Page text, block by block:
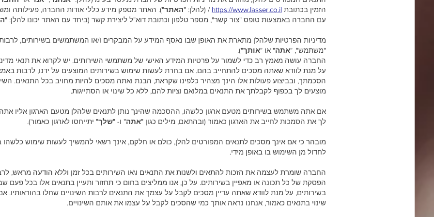
הזמין בכתובת https://www.lasser.co.il / (להלן: "האתר"). האתר מספק מידע כללי אודות החברה, פעילותה
עם החברה באמצעות טופס "צור קשר", מספר טלפון וכתובת דוא"ל ליצירת קשר (ביחד עם האתר יכונו להלן: "
מדיניות הפרטיות שלהלן מתארת את האופן שבו נאסף המידע על המבקרים ו/או המשתמשים בשירותים,
"משתמש", "אתה" או "אותך").
החברה עושה מאמץ רב כדי לשמור על פרטיות המידע האישי של משתמשי השירותים. יש לקרוא את תנאי
על מנת לוודא שאתה מסכים להתחייב בהם. אם בחרת לעשות שימוש בשירותים המוצעים על ידנו, לרבות
הסכמתך, ובביצוע פעולות אלו הינך מצהיר כלפינו שקראת, הבנת ואתה מסכים להיות מחויב בכל התנאים.
מוצעים לך בכפוף לקבלתך את התנאים במלואם וציות להם, ללא כל שינוי או הסתייגות.
אם אתה משתמש בשירותים מטעם ארגון כלשהו, ההסכמה שהינך נותן לתנאים שלהלן מטעם הארגון אליו
לך את הסמכות לחייב את הארגון כאמור (ובהתאם, מילים כגון "אתה" ו- "שלך" יתייחסו לארגון כאמור).
מובהר כי אם אינך מסכים לתנאים המפורטים להלן, כולם או חלקם, אינך רשאי להמשיך לעשות שימוש כלשהו
לחדול מן השימוש בו באופן מידי.
החברה שומרת לעצמה את הזכות להתאים ולשנות את התנאים ו\או השירותים בכל זמן וללא הודעה מראש,
הפסקת של כל תכונה או מאפיין בשירותים. על כן, אנו ממליצים בחום כי תחזור ותעיין בתנאים אלו בכל פעם
בשירותים, על מנת לוודא שאתה עדיין מסכים לקבל על עצמך את התנאים לרבות השינויים שחלו
שינוי בתנאים כאמור, אנחנו נראה אותך כמי שהסכים לקבל על עצמו את אותם השינויים.